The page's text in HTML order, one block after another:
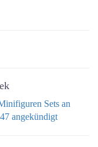
Sets an
angekündigt